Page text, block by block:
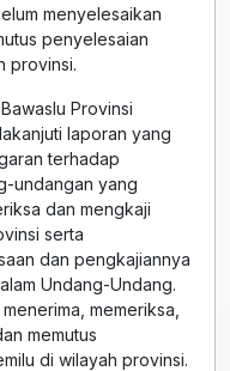
menyelesaikan
penyelesaian
provinsi.
Provinsi
laporan yang
terhadap
undangan yang
dan mengkaji
serta
dan pengkajiannya
Undang-Undang.
memeriksa,
memutus
di wilayah provinsi.